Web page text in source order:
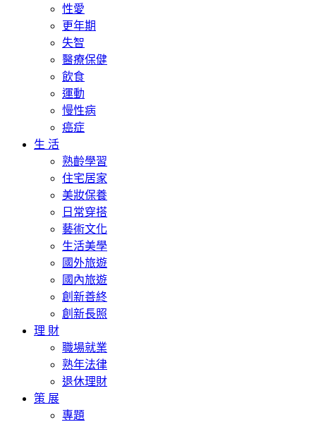
性愛
更年期
失智
醫療保健
飲食
運動
慢性病
癌症
生 活
熟齡學習
住宅居家
美妝保養
日常穿搭
藝術文化
生活美學
國外旅遊
國內旅遊
創新善終
創新長照
理 財
職場就業
熟年法律
退休理財
策 展
專題